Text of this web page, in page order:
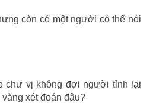
còn có một người có thể nói
chư vị không đợi người tỉnh lại
xét đoán đâu?